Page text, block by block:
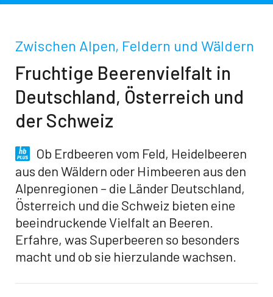
Zwischen Alpen, Feldern und Wäldern
Fruchtige Beerenvielfalt in
Deutschland, Österreich und
der Schweiz
Ob Erdbeeren vom Feld, Heidelbeeren
aus den Wäldern oder Himbeeren aus den
Alpenregionen – die Länder Deutschland,
Österreich und die Schweiz bieten eine
beeindruckende Vielfalt an Beeren.
Erfahre, was Superbeeren so besonders
macht und ob sie hierzulande wachsen.